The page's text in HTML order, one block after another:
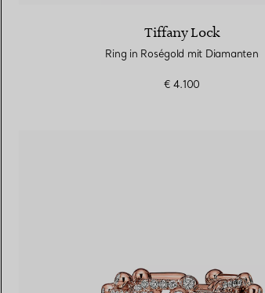
Tiffany Lock
Ring in Roségold mit Diamanten
€ 4.100